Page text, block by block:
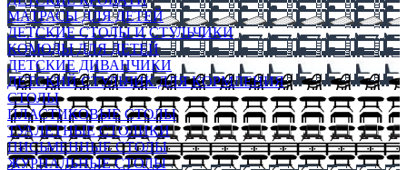
МАТРАСЫ ДЛЯ ДЕТЕЙ
ДЕТСКИЕ СТОЛЫ И СТУЛЬЧИКИ
КОМОДЫ ДЛЯ ДЕТЕЙ
ДЕТСКИЕ ДИВАНЧИКИ
ДЕТСКИЙ СТУЛЬЧИК ДЛЯ КОРМЛЕНИЯ
СТОЛЫ
ПЛАСТИКОВЫЕ СТОЛЫ
ТУАЛЕТНЫЕ СТОЛИКИ
ПИСЬМЕННЫЕ СТОЛЫ
ЖУРНАЛЬНЫЕ СТОЛЫ